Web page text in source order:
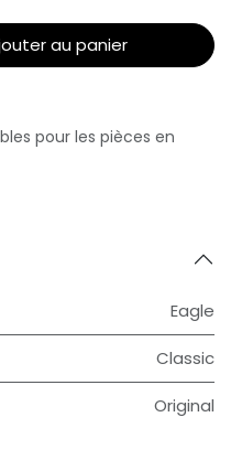
au panier
pour les pièces en
Eagle
Classic
Original